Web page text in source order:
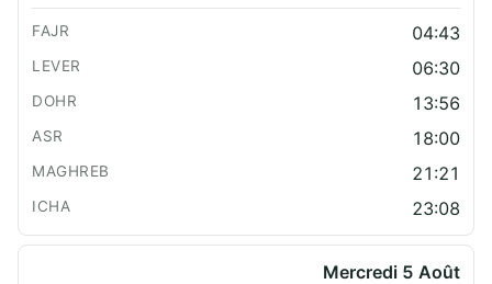
04:43
06:30
13:56
18:00
21:21
23:08
Mercredi 5 Août